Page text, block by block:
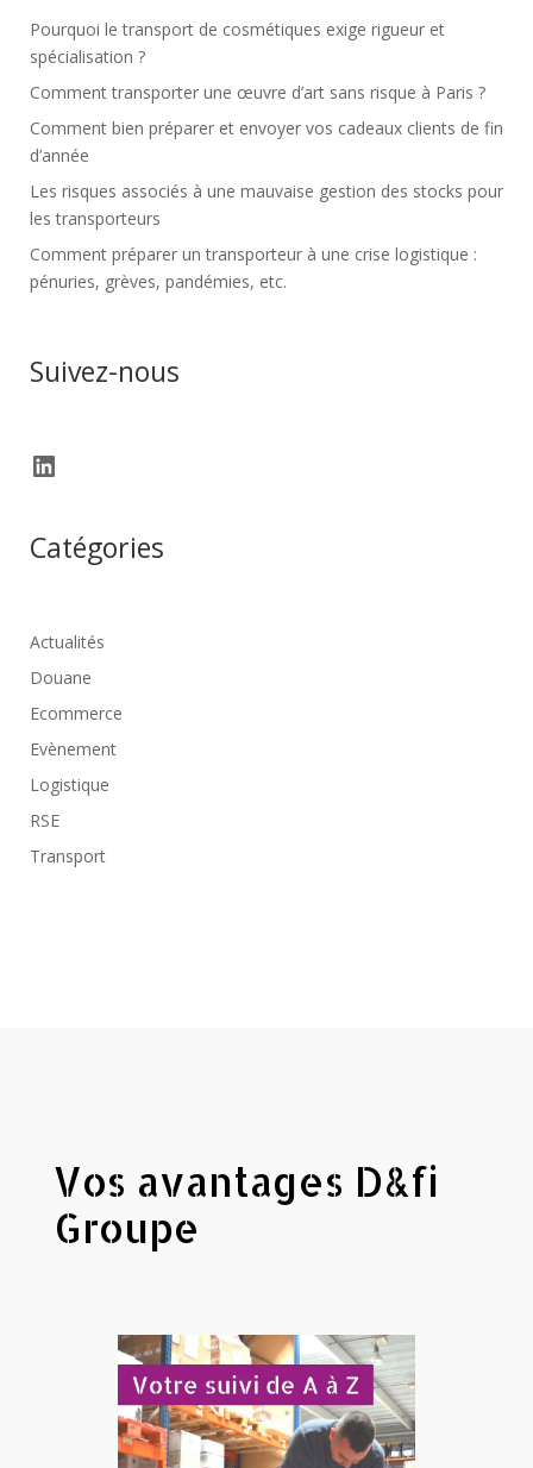
Pourquoi le transport de cosmétiques exige rigueur et
spécialisation ?
Comment transporter une œuvre d’art sans risque à Paris ?
Comment bien préparer et envoyer vos cadeaux clients de fin
d’année
Les risques associés à une mauvaise gestion des stocks pour
les transporteurs
Comment préparer un transporteur à une crise logistique :
pénuries, grèves, pandémies, etc.
Suivez-nous
LinkedIn
Catégories
Actualités
Douane
Ecommerce
Evènement
Logistique
RSE
Transport
Vos avantages D&fi
Groupe